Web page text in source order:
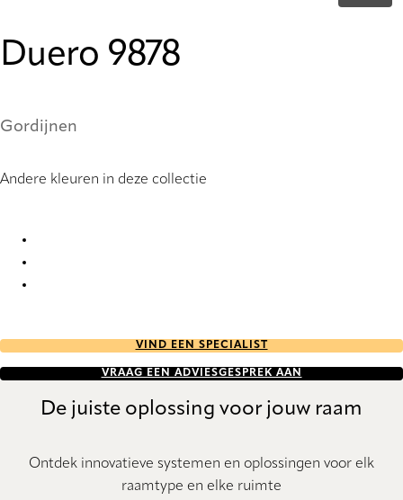
Duero 9878
Gordijnen
Andere kleuren in deze collectie
VIND EEN SPECIALIST
VRAAG EEN ADVIESGESPREK AAN
De juiste oplossing voor jouw raam
Ontdek innovatieve systemen en oplossingen voor elk
raamtype en elke ruimte